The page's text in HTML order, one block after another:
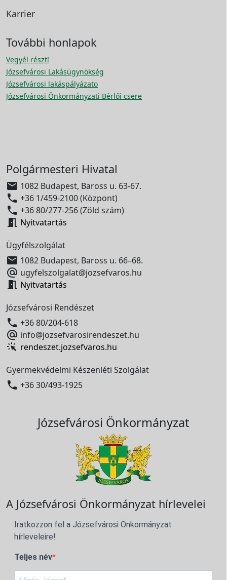
Karrier
További honlapok
Vegyél részt!
Józsefvárosi Lakásügynökség
Józsefvárosi lakáspályázato
Józsefvárosi Önkormányzati Bérlői csere
Polgármesteri Hivatal
 1082 Budapest, Baross u. 63-67.
 +36 1/459-2100 (Központ)
 +36 80/277-256 (Zöld szám)
 Nyitvatartás
Ügyfélszolgálat
 1082 Budapest, Baross u. 66–68.
 ugyfelszolgalat@jozsefvaros.hu
 Nyitvatartás
Józsefvárosi Rendészet
 +36 80/204-618
 info@jozsefvarosirendeszet.hu
rendeszet.jozsefvaros.hu
Gyermekvédelmi Készenléti Szolgálat
 +36 30/493-1925
Józsefvárosi Önkormányzat
A Józsefvárosi Önkormányzat hírlevelei
Iratkozzon fel a Józsefvárosi Önkormányzat
hírleveleire!
Teljes név